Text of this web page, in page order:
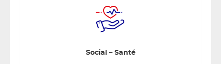
Social – Santé